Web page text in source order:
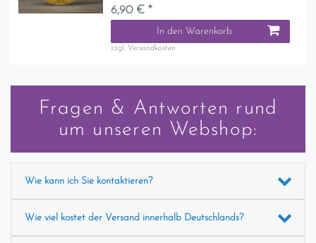
6,90 € *
In den Warenkorb
zzgl. Versandkosten
Fragen & Antworten rund
um unseren Webshop:
Wie kann ich Sie kontaktieren?
Wie viel kostet der Versand innerhalb Deutschlands?